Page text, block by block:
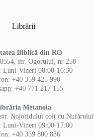
Librării
Biblică din RO
str. Ogorului, nr 258
Luni-Vineri 08:00-16:30
+40 359 425 990
+40 771 217 155
Metanoia
str. Nojoridului colț cu Nufărului
Luni-Vineri 09:00-17:00
+40 359 800 836